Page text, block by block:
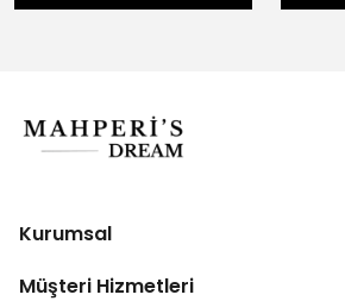
Kurumsal
Müşteri Hizmetleri